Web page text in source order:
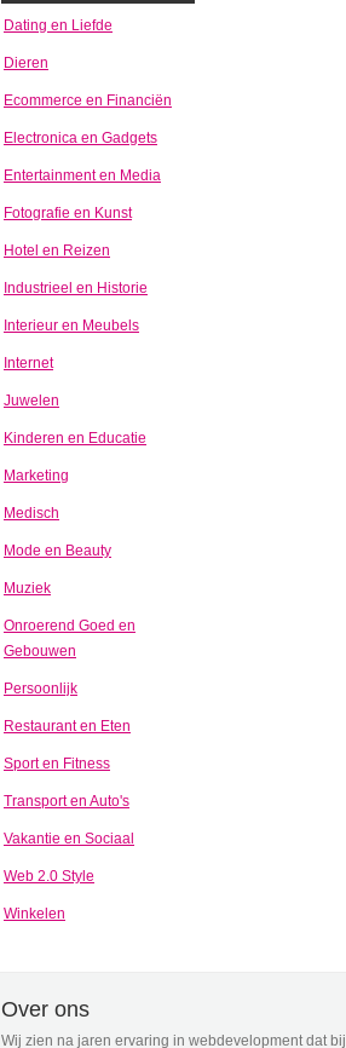
Dating en Liefde
Dieren
Ecommerce en Financiën
Electronica en Gadgets
Entertainment en Media
Fotografie en Kunst
Hotel en Reizen
Industrieel en Historie
Interieur en Meubels
Internet
Juwelen
Kinderen en Educatie
Marketing
Medisch
Mode en Beauty
Muziek
Onroerend Goed en
Gebouwen
Persoonlijk
Restaurant en Eten
Sport en Fitness
Transport en Auto's
Vakantie en Sociaal
Web 2.0 Style
Winkelen
Over ons
Wij zien na jaren ervaring in webdevelopment dat bij